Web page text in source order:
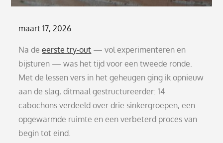
Posted
maart 17, 2026
Na deeerste try-out — vol experimenteren en
bijsturen — was het tijd voor een tweede ronde.
Met de lessen vers in het geheugen ging ik opnieuw
aan de slag, ditmaal gestructureerder: 14
cabochons verdeeld over drie sinkergroepen, een
opgewarmde ruimte en een verbeterd proces van
begin tot eind.